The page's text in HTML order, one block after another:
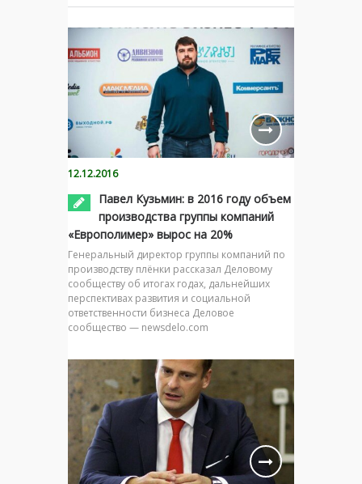
12.12.2016
Павел Кузьмин: в 2016 году объем
производства группы компаний
«Европолимер» вырос на 20%
Генеральный директор группы компаний по
производству плёнки рассказал Деловому
сообществу об итогах годах, дальнейших
перспективах развития и социальной
ответственности бизнеса Деловое
сообщество — newsdelo.com